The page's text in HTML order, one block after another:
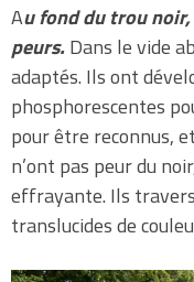
Au fond du trou noir,
peurs.Dans le vide
adaptés. Ils ont
phosphorescentes
pour être reconnus,
n’ont pas peur du
effrayante. Ils
translucides de